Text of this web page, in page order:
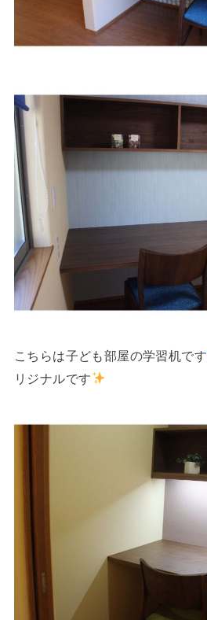
こちらは子ども部屋の学習机です
リジナルです